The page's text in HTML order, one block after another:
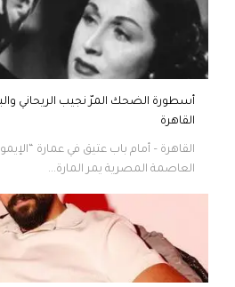
أسطورة الضحك المرّ نجيب الريحاني
القاهرة
القاهرة – أمام باب عتيق في عمارة
العاصمة المصرية يمر المارة...